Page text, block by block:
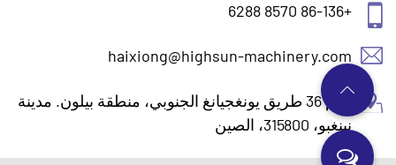
+86-136 8570 6288
haixiong@highsun-machinery.com
رقم 36 طريق يونغجيانغ الجنوبي، منطقة بيلون. مدينة
نينغبو، 315800، الصين